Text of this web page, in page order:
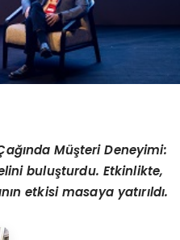
Müşteri Deneyimi:
buluşturdu. Etkinlikte,
etkisi masaya yatırıldı.